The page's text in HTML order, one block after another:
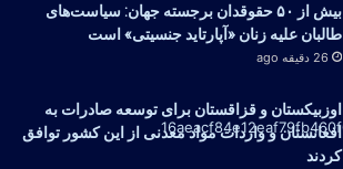
بیش از ۵۰ حقوقدان برجسته جهان: سیاست‌های
طالبان علیه زنان «آپارتاید جنسیتی» است
26 دقیقه ago
اوزبیکستان و قزاقستان برای توسعه صادرات به
افغانستان و واردات مواد معدنی از این کشور توافق
کردند